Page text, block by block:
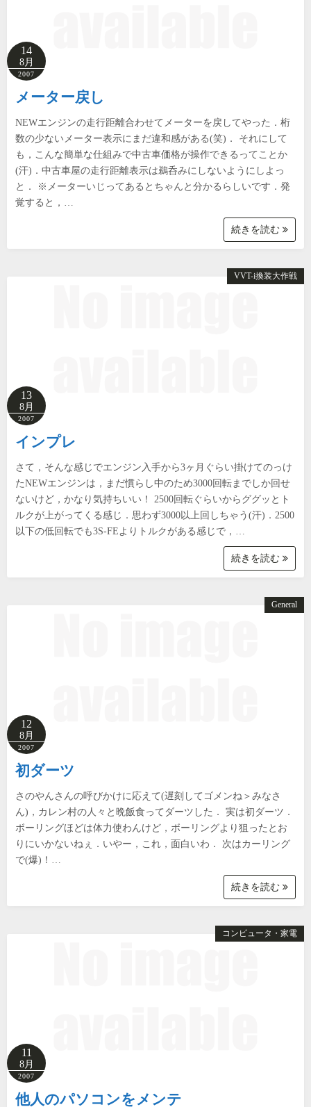
14
8月
2007
メーター戻し
NEWエンジンの走行距離合わせてメーターを戻してやった．桁
数の少ないメーター表示にまだ違和感がある(笑)． それにして
も，こんな簡単な仕組みで中古車価格が操作できるってことか
(汗)．中古車屋の走行距離表示は鵜呑みにしないようにしよっ
と． ※メーターいじってあるとちゃんと分かるらしいです．発
覚すると，…
続きを読む
VVT-i換装大作戦
13
8月
2007
インプレ
さて，そんな感じでエンジン入手から3ヶ月ぐらい掛けてのっけ
たNEWエンジンは，まだ慣らし中のため3000回転までしか回せ
ないけど，かなり気持ちいい！ 2500回転ぐらいからググッとト
ルクが上がってくる感じ．思わず3000以上回しちゃう(汗)．2500
以下の低回転でも3S-FEよりトルクがある感じで，…
続きを読む
General
12
8月
2007
初ダーツ
さのやんさんの呼びかけに応えて(遅刻してゴメンね＞みなさ
ん)，カレン村の人々と晩飯食ってダーツした． 実は初ダーツ．
ボーリングほどは体力使わんけど，ボーリングより狙ったとお
りにいかないねぇ．いやー，これ，面白いわ． 次はカーリング
で(爆)！…
続きを読む
コンピュータ・家電
11
8月
2007
他人のパソコンをメンテ